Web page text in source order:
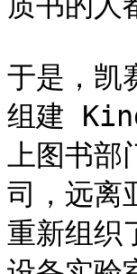
于是，凯
组建
上图书
司，远离
重新组织